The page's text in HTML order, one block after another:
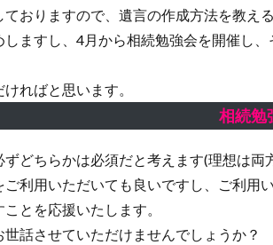
ておりますので、遺言の作成方法を教え
ますし、4月から相続勉強会を開催し
ればと思います。
相続勉
どちらかは必須だと考えます(理想は両
利用いただいても良いですし、ご利用
とを応援いたします。
話させていただけませんでしょうか？